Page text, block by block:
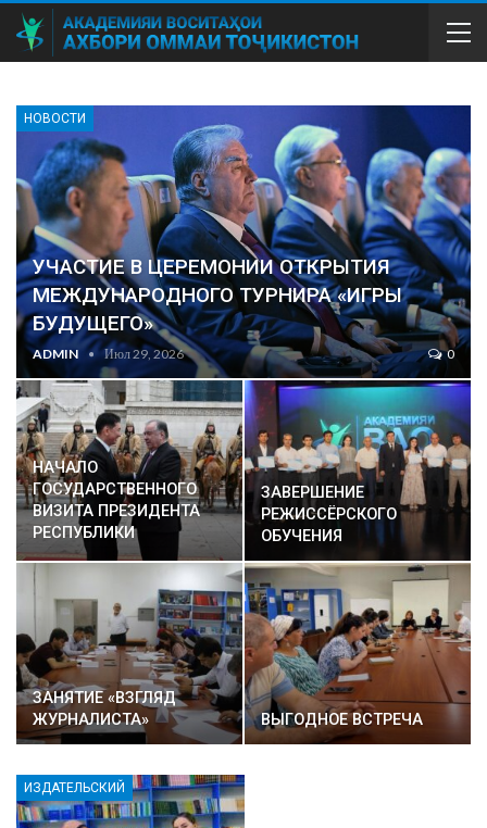
НОВОСТИ
УЧАСТИЕ В ЦЕРЕМОНИИ ОТКРЫТИЯ
МЕЖДУНАРОДНОГО ТУРНИРА «ИГРЫ
БУДУЩЕГО»
ADMIN Июл 29, 2026 0
НАЧАЛО
ГОСУДАРСТВЕННОГО
ВИЗИТА ПРЕЗИДЕНТА
РЕСПУБЛИКИ
ТАДЖИКИСТАН В…
ЗАВЕРШЕНИЕ
РЕЖИССЁРСКОГО
ОБУЧЕНИЯ
ЗАНЯТИЕ «ВЗГЛЯД
ЖУРНАЛИСТА»
ВЫГОДНОЕ ВСТРЕЧА
ИЗДАТЕЛЬСКИЙ